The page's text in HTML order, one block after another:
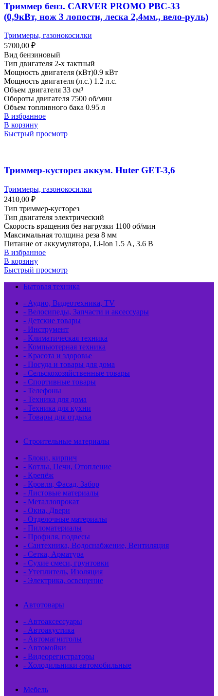
Триммер бенз. CARVER PROMO PBC-33
(0,9кВт, нож 3 лопости, леска 2,4мм., вело-руль)
Триммеры, газонокосилки
5700,00 ₽
Вид бензиновый
Тип двигателя 2-х тактный
Мощность двигателя (кВт)0.9 кВт
Мощность двигателя (л.с.) 1.2 л.с.
Объем двигателя 33 см³
Обороты двигателя 7500 об/мин
Объем топливного бака 0.95 л
В избранное
В корзину
Быстрый просмотр
Триммер-кусторез аккум. Huter GET-3,6
Триммеры, газонокосилки
2410,00 ₽
Тип триммер-кусторез
Тип двигателя электрический
Скорость вращения без нагрузки 1100 об/мин
Максимальная толщина реза 8 мм
Питание от аккумулятора, Li-Ion 1.5 А, 3.6 В
В избранное
В корзину
Быстрый просмотр
Бытовая техника
- Аудио, Видеотехника, TV
- Велосипеды, Запчасти и аксессуары
- Детские товары
- Инструмент
- Климатическая техника
- Компьютерная техника
- Красота и здоровье
- Посуда и товары для дома
- Сельскохозяйственные товары
- Спортивные товары
- Телефоны
- Техника для дома
- Техника для кухни
- Товары для отдыха
Строительные материалы
- Блоки, кирпич
- Котлы, Печи, Отопление
- Крепёж
- Кровля, Фасад, Забор
- Листовые материалы
- Металлопрокат
- Окна, Двери
- Отделочные материалы
- Пиломатериалы
- Профиля, подвесы
- Сантехника, Водоснабжение, Вентиляция
- Сетка, Арматура
- Сухие смеси, грунтовки
- Утеплитель, Изоляция
- Электрика, освещение
Автотовары
- Автоаксессуары
- Автоакустика
- Автомагнитолы
- Автомойки
- Видеорегистраторы
- Холодильники автомобильные
Мебель